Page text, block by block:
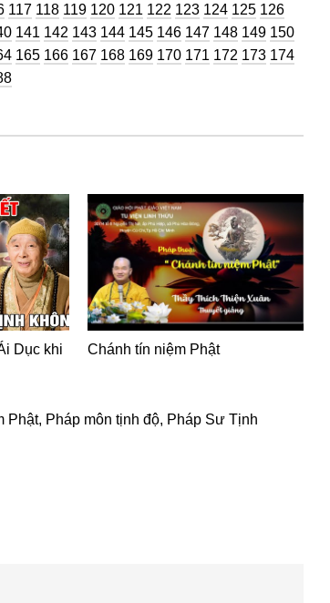
Trang
117 Trang
118 Trang
119 Trang
120 Trang
121 Trang
122 Trang
123 Trang
124 Trang
125 Trang
126Trang
Trang
141 Trang
142 Trang
143 Trang
144 Trang
145 Trang
146 Trang
147 Trang
148 Trang
149 Trang
150Trang
Trang
165 Trang
166 Trang
167 Trang
168 Trang
169 Trang
170 Trang
171 Trang
172 Trang
173 Trang
174Trang
Dục khi
Chánh tín niệm Phật
Phật, Pháp môn tịnh độ, Pháp Sư Tịnh